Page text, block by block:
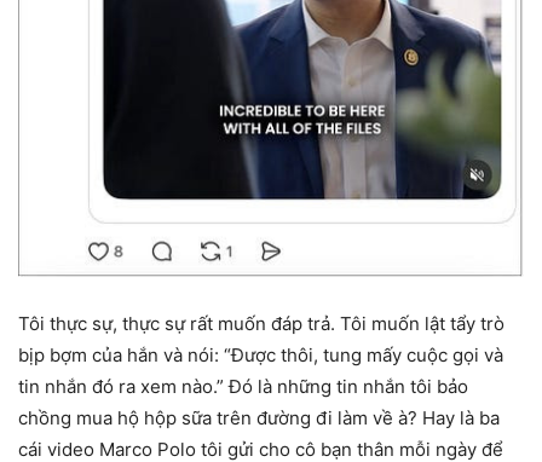
Tôi thực sự, thực sự rất muốn đáp trả. Tôi muốn lật tẩy trò
bịp bợm của hắn và nói: “Được thôi, tung mấy cuộc gọi và
tin nhắn đó ra xem nào.” Đó là những tin nhắn tôi bảo
chồng mua hộ hộp sữa trên đường đi làm về à? Hay là ba
cái video Marco Polo tôi gửi cho cô bạn thân mỗi ngày để